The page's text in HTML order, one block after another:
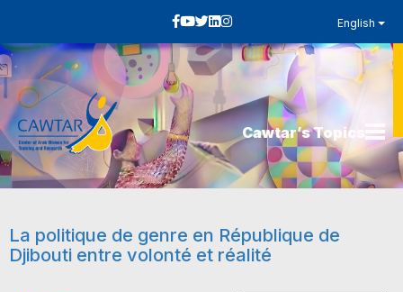
English
Cawtar’s Topics
La politique de genre en République de
Djibouti entre volonté et réalité